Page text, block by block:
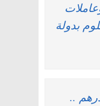
بدولة
ابتداء من 4000 درهم ..